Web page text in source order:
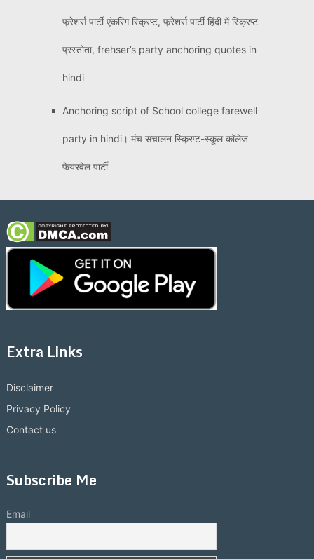
फ्रेशर्स पार्टी एंकरिंग स्क्रिप्ट, फ्रेशर्स पार्टी हिंदी में स्क्रिप्ट
प्रस्तोता, frehser’s party anchoring quotes in
hindi
Anchoring script of School college farewell
party in hindi। मंच संचालन स्क्रिप्ट-स्कूल कॉलेज
फेयरवेल पार्टी
Extra Links
Disclaimer
Privacy Policy
Contact us
Subscribe Me
Email